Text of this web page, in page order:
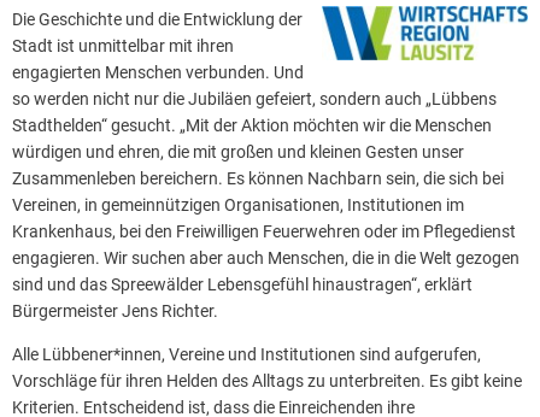
Die Geschichte und die Entwicklung der
Stadt ist unmittelbar mit ihren
engagierten Menschen verbunden. Und
so werden nicht nur die Jubiläen gefeiert, sondern auch „Lübbens
Stadthelden“ gesucht. „Mit der Aktion möchten wir die Menschen
würdigen und ehren, die mit großen und kleinen Gesten unser
Zusammenleben bereichern. Es können Nachbarn sein, die sich bei
Vereinen, in gemeinnützigen Organisationen, Institutionen im
Krankenhaus, bei den Freiwilligen Feuerwehren oder im Pflegedienst
engagieren. Wir suchen aber auch Menschen, die in die Welt gezogen
sind und das Spreewälder Lebensgefühl hinaustragen“, erklärt
Bürgermeister Jens Richter.
Alle Lübbener*innen, Vereine und Institutionen sind aufgerufen,
Vorschläge für ihren Helden des Alltags zu unterbreiten. Es gibt keine
Kriterien. Entscheidend ist, dass die Einreichenden ihre